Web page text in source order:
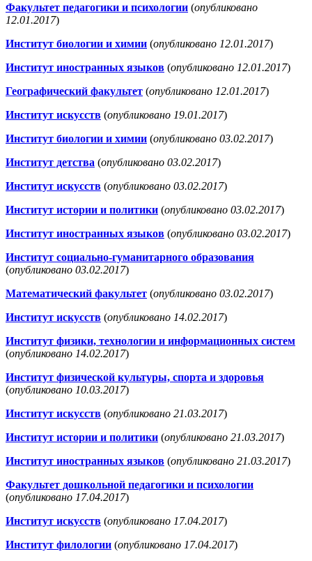
Факультет педагогики и психологии (опубликовано
12.01.2017)
Институт биологии и химии (опубликовано 12.01.2017)
Институт иностранных языков (опубликовано 12.01.2017)
Географический факультет (опубликовано 12.01.2017)
Институт искусств (опубликовано 19.01.2017)
Институт биологии и химии (опубликовано 03.02.2017)
Институт детства (опубликовано 03.02.2017)
Институт искусств (опубликовано 03.02.2017)
Институт истории и политики (опубликовано 03.02.2017)
Институт иностранных языков (опубликовано 03.02.2017)
Институт социально-гуманитарного образования
(опубликовано 03.02.2017)
Математический факультет (опубликовано 03.02.2017)
Институт искусств (опубликовано 14.02.2017)
Институт физики, технологии и информационных систем
(опубликовано 14.02.2017)
Институт физической культуры, спорта и здоровья
(опубликовано 10.03.2017)
Институт искусств (опубликовано 21.03.2017)
Институт истории и политики (опубликовано 21.03.2017)
Институт иностранных языков (опубликовано 21.03.2017)
Факультет дошкольной педагогики и психологии
(опубликовано 17.04.2017)
Институт искусств (опубликовано 17.04.2017)
Институт филологии (опубликовано 17.04.2017)